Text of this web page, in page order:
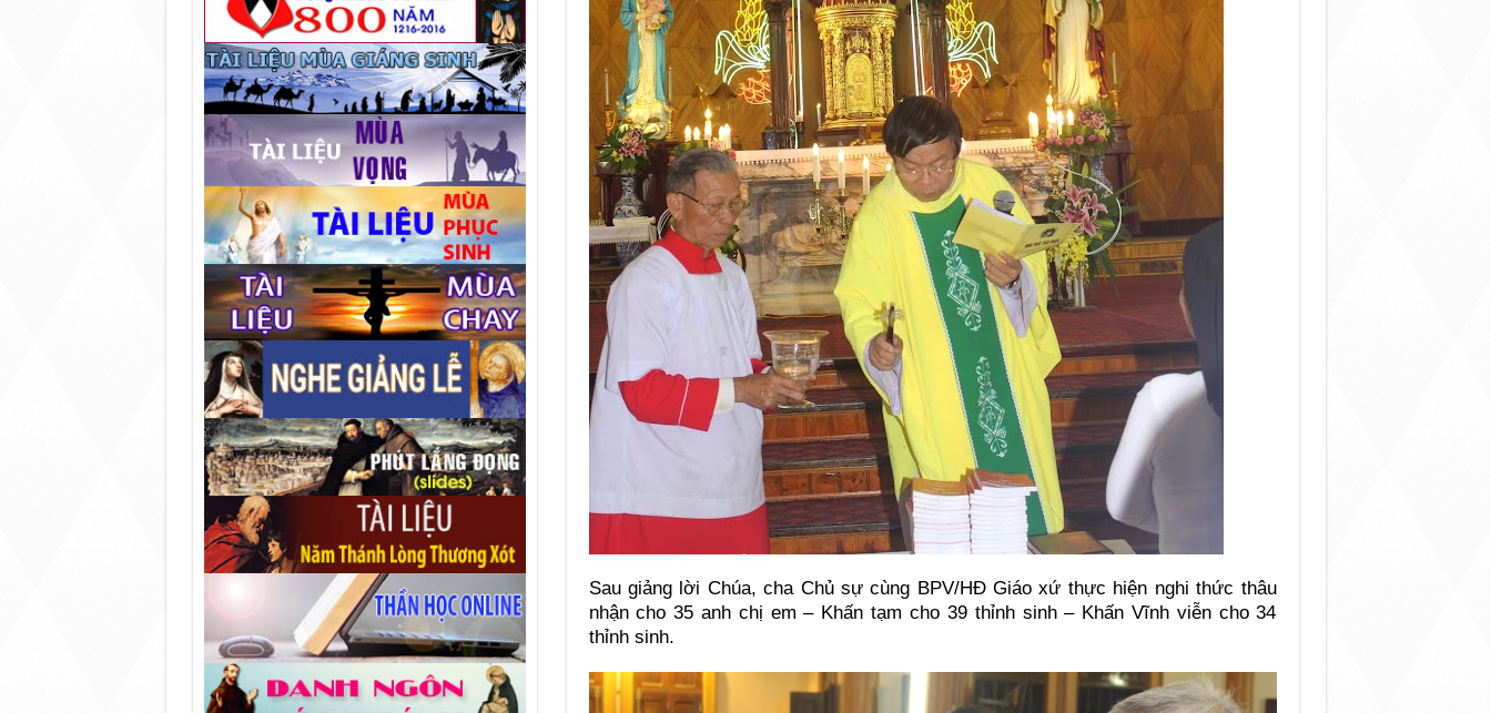
Sau giảng lời Chúa, cha Chủ sự cùng BPV/HĐ Giáo xứ thực hiện nghi thức thâu
nhận cho 35 anh chị em – Khấn tạm cho 39 thỉnh sinh – Khấn Vĩnh viễn cho 34
thỉnh sinh.